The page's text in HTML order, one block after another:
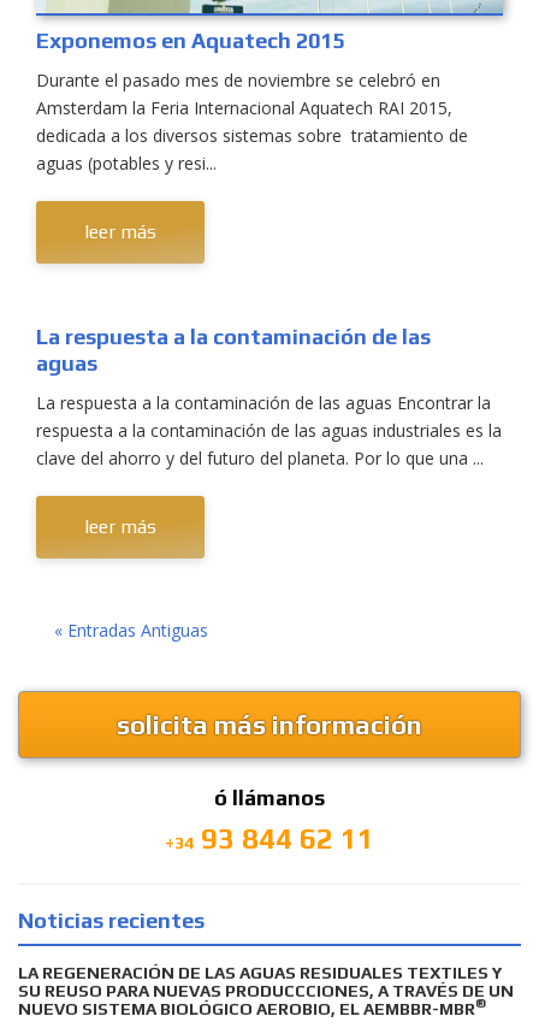
Exponemos en Aquatech 2015
Durante el pasado mes de noviembre se celebró en
Amsterdam la Feria Internacional Aquatech RAI 2015,
dedicada a los diversos sistemas sobre tratamiento de
aguas (potables y resi...
leer más
La respuesta a la contaminación de las
aguas
La respuesta a la contaminación de las aguas Encontrar la
respuesta a la contaminación de las aguas industriales es la
clave del ahorro y del futuro del planeta. Por lo que una ...
leer más
« Entradas Antiguas
solicita más información
ó llámanos
+34 93 844 62 11
Noticias recientes
LA REGENERACIÓN DE LAS AGUAS RESIDUALES TEXTILES Y
SU REUSO PARA NUEVAS PRODUCCCIONES, A TRAVÉS DE UN
NUEVO SISTEMA BIOLÓGICO AEROBIO, EL AEMBBR-MBR®